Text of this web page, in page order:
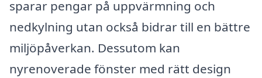
sparar pengar på uppvärmning och
nedkylning utan också bidrar till en bättre
miljöpåverkan. Dessutom kan
nyrenoverade fönster med rätt design